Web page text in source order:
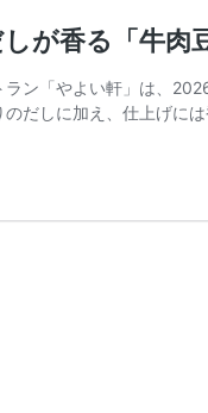
が香る「牛肉
ン「やよい軒」は、
だしに加え、仕上げに